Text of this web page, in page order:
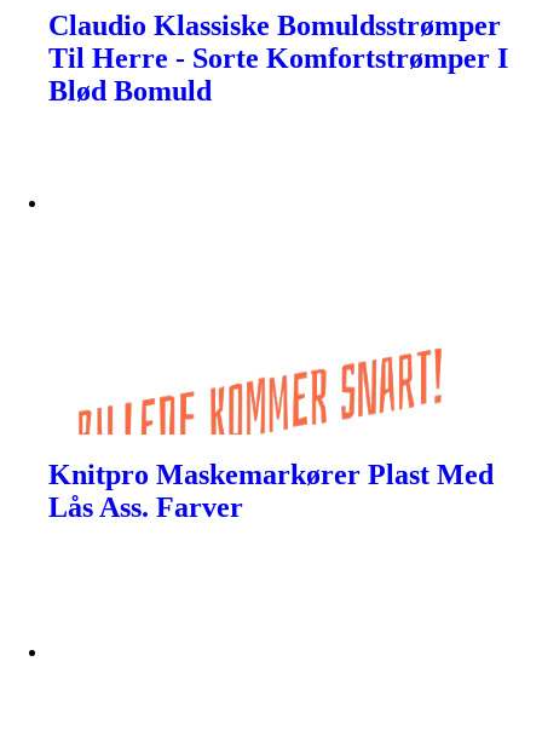
Claudio Klassiske Bomuldsstrømper
Til Herre - Sorte Komfortstrømper I
Blød Bomuld
Knitpro Maskemarkører Plast Med
Lås Ass. Farver